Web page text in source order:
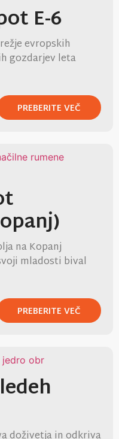
E-6
evropskih
gozdarjev leta
PREBERITE VEČ
na Kopanj
mladosti bival
PREBERITE VEČ